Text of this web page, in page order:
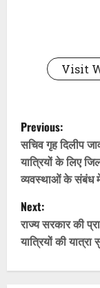
Visit
P
o
s
t
n
a
Previous:
सचिव गृह दिलीप
यात्रियों के लिए
व्यवस्थाओं के संबंध में
Next:
राज्य सरकार की
यात्रियों की